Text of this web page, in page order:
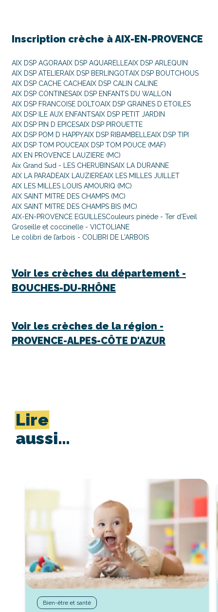
Inscription crèche à AIX-EN-PROVENCE
AIX DSP AGORAAIX DSP AQUARELLEAIX DSP ARLEQUIN
AIX DSP ATELIERAIX DSP BERLINGOTAIX DSP BOUTCHOUS
AIX DSP CACHE CACHEAIX DSP CALIN CALINE
AIX DSP CONTINESAIX DSP ENFANTS DU WALLON
AIX DSP FRANCOISE DOLTOAIX DSP GRAINES D ETOILES
AIX DSP ILE AUX ENFANTSAIX DSP PETIT JARDIN
AIX DSP PIN D EPICESAIX DSP PIROUETTE
AIX DSP POM D HAPPYAIX DSP RIBAMBELLEAIX DSP TIPI
AIX DSP TOM POUCEAIX DSP TOM POUCE (MAF)
AIX EN PROVENCE LAUZIERE (MC)
Aix Grand Sud - LES CHERUBINSAIX LA DURANNE
AIX LA PARADEAIX LAUZIEREAIX LES MILLES JUILLET
AIX LES MILLES LOUIS AMOURIQ (MC)
AIX SAINT MITRE DES CHAMPS (MC)
AIX SAINT MITRE DES CHAMPS BIS (MC)
AIX-EN-PROVENCE EGUILLESCouleurs pinède - Ter d'Eveil
Groseille et coccinelle - VICTOLIANE
Le colibri de l’arbois - COLIBRI DE L'ARBOIS
Voir les crèches du département -
BOUCHES-DU-RHÔNE
Voir les crèches de la région -
PROVENCE-ALPES-CÔTE D'AZUR
Lire
aussi…
Bien-être et santé